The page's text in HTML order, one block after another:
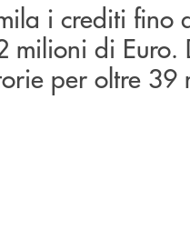
i crediti fino
milioni di Euro.
per oltre 39